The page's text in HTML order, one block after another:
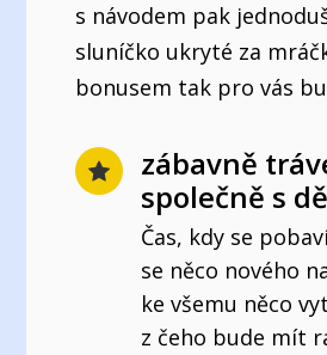
s návodem pak
sluníčko ukryté za
bonusem tak pro vás
zábavně
společně s
Čas, kdy se
se něco nového
ke všemu něco
z čeho bude mít